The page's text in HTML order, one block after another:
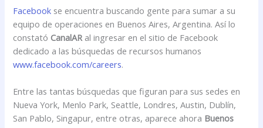
Facebook se encuentra buscando gente para sumar a su
equipo de operaciones en Buenos Aires, Argentina. Así lo
constató CanalAR al ingresar en el sitio de Facebook
dedicado a las búsquedas de recursos humanos
www.facebook.com/careers.
Entre las tantas búsquedas que figuran para sus sedes en
Nueva York, Menlo Park, Seattle, Londres, Austin, Dublín,
San Pablo, Singapur, entre otras, aparece ahora Buenos